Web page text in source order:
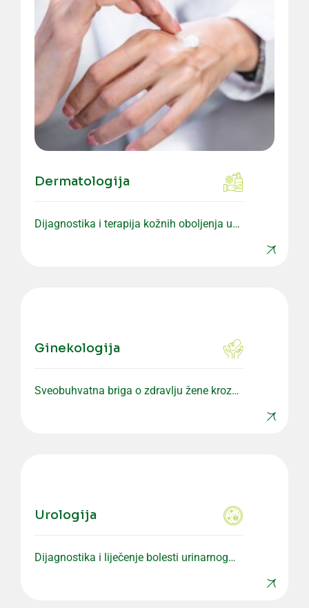
Dermatologija
Dijagnostika i terapija kožnih oboljenja uz
Ginekologija
Sveobuhvatna briga o zdravlju žene kroz
Urologija
Dijagnostika i liječenje bolesti urinarnog